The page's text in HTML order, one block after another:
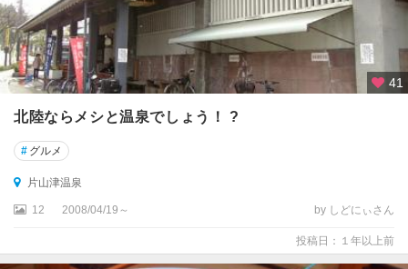
41
北陸ならメシと温泉でしょう！ ?
# グルメ
片山津温泉
12 2008/04/19～ by しどにぃさん
投稿日：１年以上前